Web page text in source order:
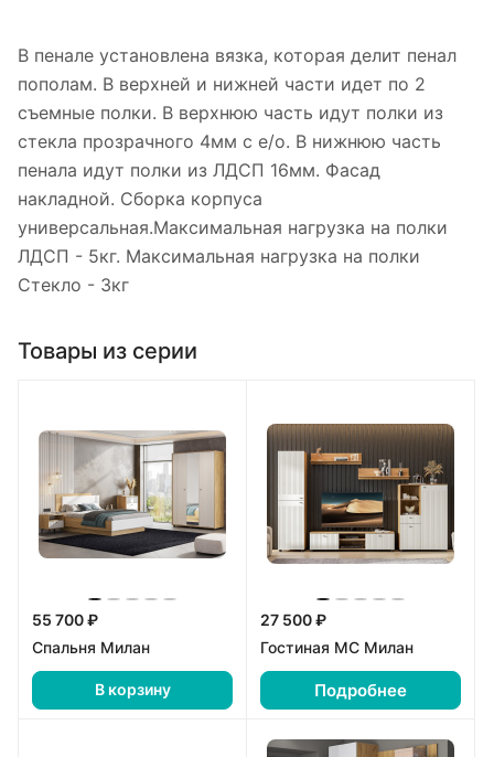
В пенале установлена вязка, которая делит пенал
пополам. В верхней и нижней части идет по 2
съемные полки. В верхнюю часть идут полки из
стекла прозрачного 4мм с е/о. В нижнюю часть
пенала идут полки из ЛДСП 16мм. Фасад
накладной. Сборка корпуса
универсальная.Максимальная нагрузка на полки
ЛДСП - 5кг. Максимальная нагрузка на полки
Стекло - 3кг
Товары из серии
55 700 ₽
Спальня Милан
В корзину
27 500 ₽
Гостиная МС Милан
Подробнее